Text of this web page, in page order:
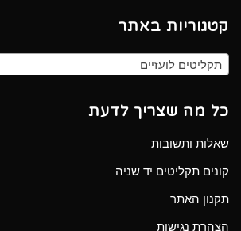
קטגוריות באתר
תקליטים לועזיים
כל מה שצריך לדעת
שאלות ותשובות
קונים תקליטים יד שניה
תקנון האתר
הצהרת נגישות